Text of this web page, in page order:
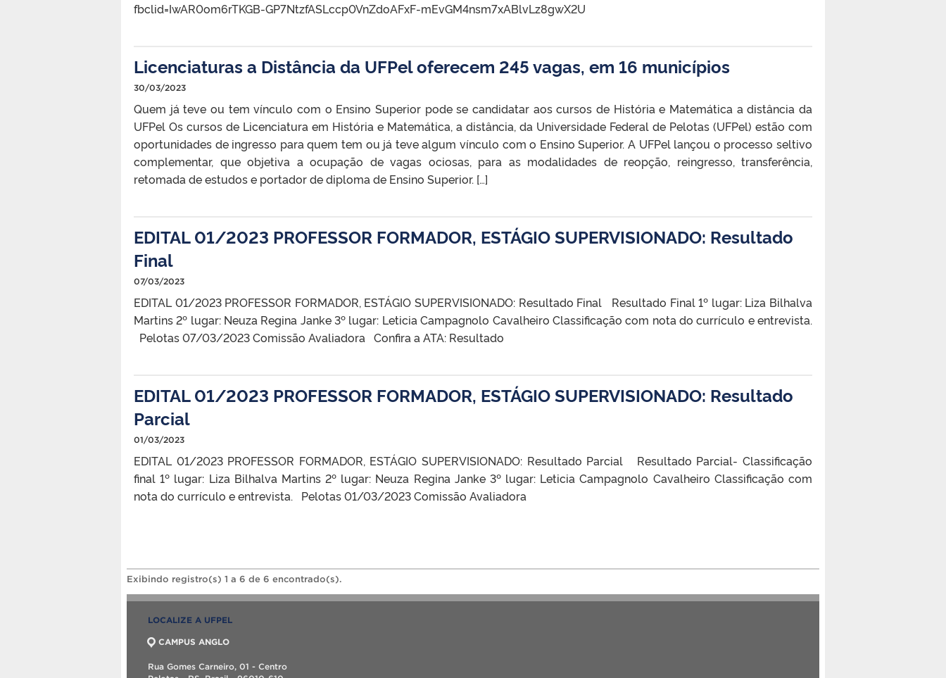
fbclid=IwAR0om6rTKGB-GP7NtzfASLccp0VnZdoAFxF-mEvGM4nsm7xABlvLz8gwX2U
Licenciaturas a Distância da UFPel oferecem 245 vagas, em 16 municípios
30/03/2023
Quem já teve ou tem vínculo com o Ensino Superior pode se candidatar aos cursos de História e Matemática a distância da
UFPel Os cursos de Licenciatura em História e Matemática, a distância, da Universidade Federal de Pelotas (UFPel) estão com
oportunidades de ingresso para quem tem ou já teve algum vínculo com o Ensino Superior. A UFPel lançou o processo seltivo
complementar, que objetiva a ocupação de vagas ociosas, para as modalidades de reopção, reingresso, transferência,
retomada de estudos e portador de diploma de Ensino Superior. […]
EDITAL 01/2023 PROFESSOR FORMADOR, ESTÁGIO SUPERVISIONADO: Resultado
Final
07/03/2023
EDITAL 01/2023 PROFESSOR FORMADOR, ESTÁGIO SUPERVISIONADO: Resultado Final Resultado Final 1º lugar: Liza Bilhalva
Martins 2º lugar: Neuza Regina Janke 3º lugar: Leticia Campagnolo Cavalheiro Classificação com nota do currículo e entrevista.
Pelotas 07/03/2023 Comissão Avaliadora Confira a ATA: Resultado
EDITAL 01/2023 PROFESSOR FORMADOR, ESTÁGIO SUPERVISIONADO: Resultado
Parcial
01/03/2023
EDITAL 01/2023 PROFESSOR FORMADOR, ESTÁGIO SUPERVISIONADO: Resultado Parcial Resultado Parcial- Classificação
final 1º lugar: Liza Bilhalva Martins 2º lugar: Neuza Regina Janke 3º lugar: Leticia Campagnolo Cavalheiro Classificação com
nota do currículo e entrevista. Pelotas 01/03/2023 Comissão Avaliadora
Exibindo registro(s) 1 a 6 de 6 encontrado(s).
LOCALIZE A UFPEL
CAMPUS ANGLO
Rua Gomes Carneiro, 01 - Centro